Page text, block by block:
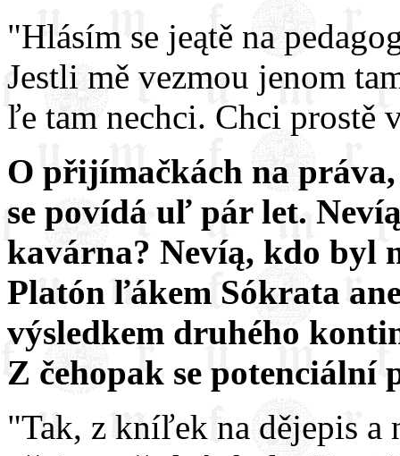
"Hlásím se jeątě na
Jestli mě vezmou jenom
ľe tam nechci. Chci prostě
O přijímačkách na
se povídá uľ pár let.
kavárna? Nevíą, kdo byl
Platón ľákem Sókrata
výsledkem druhého
Z čehopak se potenciální
"Tak, z kníľek na dějepis